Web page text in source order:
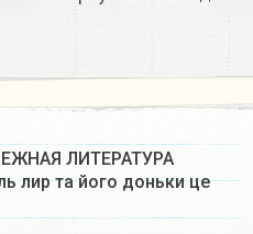
ЛИТЕРАТУРА
лир та його доньки це